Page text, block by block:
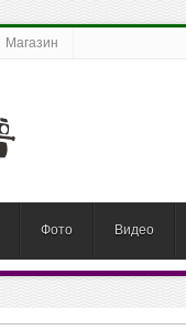
Магазин
Фото Видео